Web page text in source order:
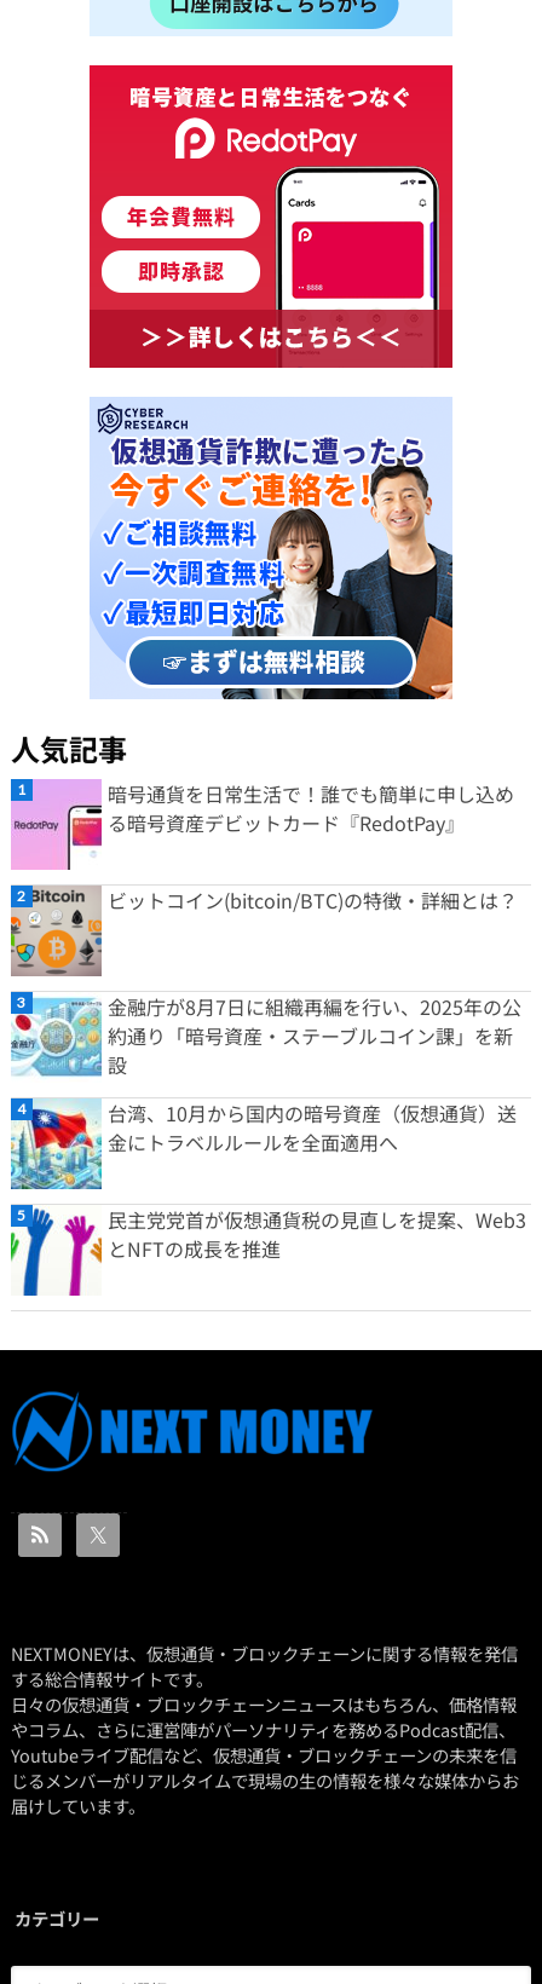
人気記事
暗号通貨を日常生活で！誰でも簡単に申し込め
る暗号資産デビットカード『RedotPay』
ビットコイン(bitcoin/BTC)の特徴・詳細とは？
金融庁が8月7日に組織再編を行い、2025年の公
約通り「暗号資産・ステーブルコイン課」を新
設
台湾、10月から国内の暗号資産（仮想通貨）送
金にトラベルルールを全面適用へ
民主党党首が仮想通貨税の見直しを提案、Web3
とNFTの成長を推進
NEXTMONEYは、仮想通貨・ブロックチェーンに関する情報を発信
する総合情報サイトです。
日々の仮想通貨・ブロックチェーンニュースはもちろん、価格情報
やコラム、さらに運営陣がパーソナリティを務めるPodcast配信、
Youtubeライブ配信など、仮想通貨・ブロックチェーンの未来を信
じるメンバーがリアルタイムで現場の生の情報を様々な媒体からお
届けしています。
カテゴリー